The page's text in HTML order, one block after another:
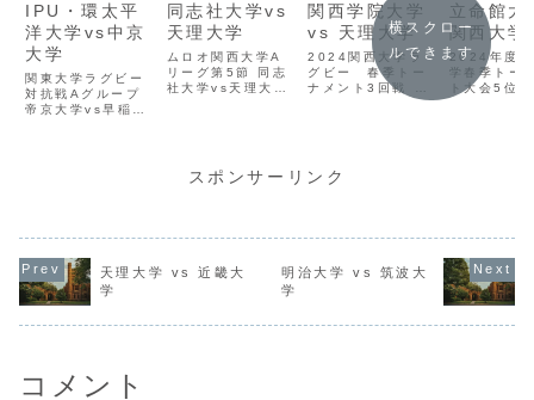
IPU・環太平
洋大学vs中京
大学
関東大学ラグビー
対抗戦Aグループ
帝京大学vs早稲田
同志社大学vs
天理大学
ムロオ関西大学A
リーグ第5節 同志
社大学vs天理大学
関西学院大学
vs 天理大学
2024関西大学ラ
グビー 春季トー
ナメント3回戦 関
西学院大学 vs 天
立命館
関西大学
2024年度
学春季トー
ト大会5位/
横スクロー
ルできます
スポンサーリンク
天理大学 vs 近畿大
学
明治大学 vs 筑波大
学
コメント